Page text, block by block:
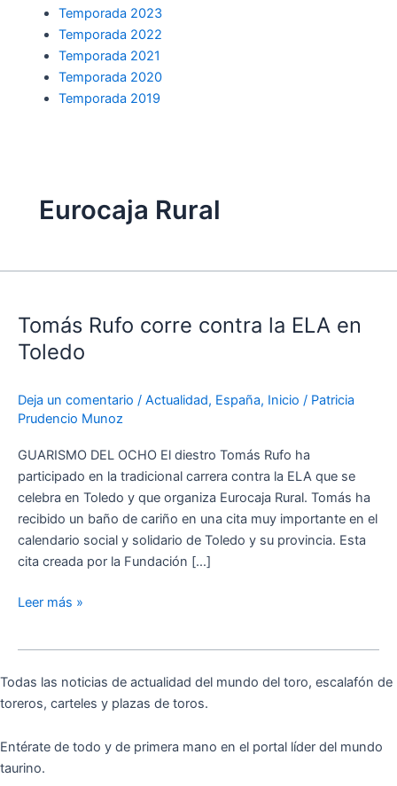
Temporada 2023
Temporada 2022
Temporada 2021
Temporada 2020
Temporada 2019
Eurocaja Rural
Tomás Rufo corre contra la ELA en
Toledo
Deja un comentario / Actualidad, España, Inicio / Patricia
Prudencio Munoz
GUARISMO DEL OCHO El diestro Tomás Rufo ha
participado en la tradicional carrera contra la ELA que se
celebra en Toledo y que organiza Eurocaja Rural. Tomás ha
recibido un baño de cariño en una cita muy importante en el
calendario social y solidario de Toledo y su provincia. Esta
cita creada por la Fundación […]
corre
contra
en
Leer más »
Todas las noticias de actualidad del mundo del toro, escalafón de
toreros, carteles y plazas de toros.
Entérate de todo y de primera mano en el portal líder del mundo
taurino.